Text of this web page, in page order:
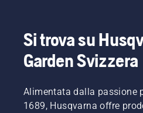
Si trova su
Garden Svizzera
Alimentata dalla passione
1689, Husqvarna offre